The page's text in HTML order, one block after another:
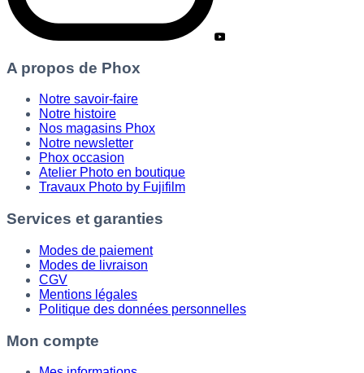
A propos de Phox
Notre savoir-faire
Notre histoire
Nos magasins Phox
Notre newsletter
Phox occasion
Atelier Photo en boutique
Travaux Photo by Fujifilm
Services et garanties
Modes de paiement
Modes de livraison
CGV
Mentions légales
Politique des données personnelles
Mon compte